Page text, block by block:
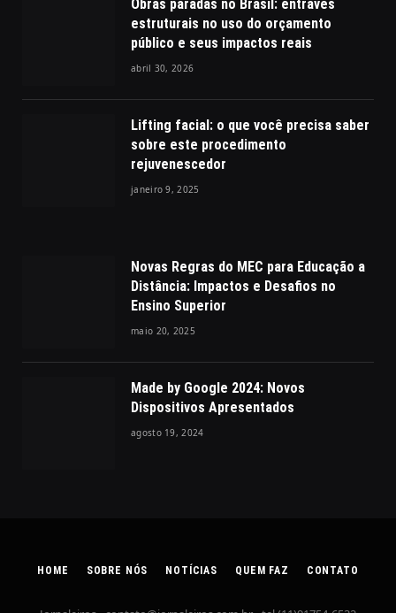
Obras paradas no Brasil: entraves
estruturais no uso do orçamento
público e seus impactos reais
abril 30, 2026
Lifting facial: o que você precisa saber
sobre este procedimento
rejuvenescedor
janeiro 9, 2025
Novas Regras do MEC para Educação a
Distância: Impactos e Desafios no
Ensino Superior
maio 20, 2025
Made by Google 2024: Novos
Dispositivos Apresentados
agosto 19, 2024
HOME SOBRE NÓS NOTÍCIAS QUEM FAZ CONTATO